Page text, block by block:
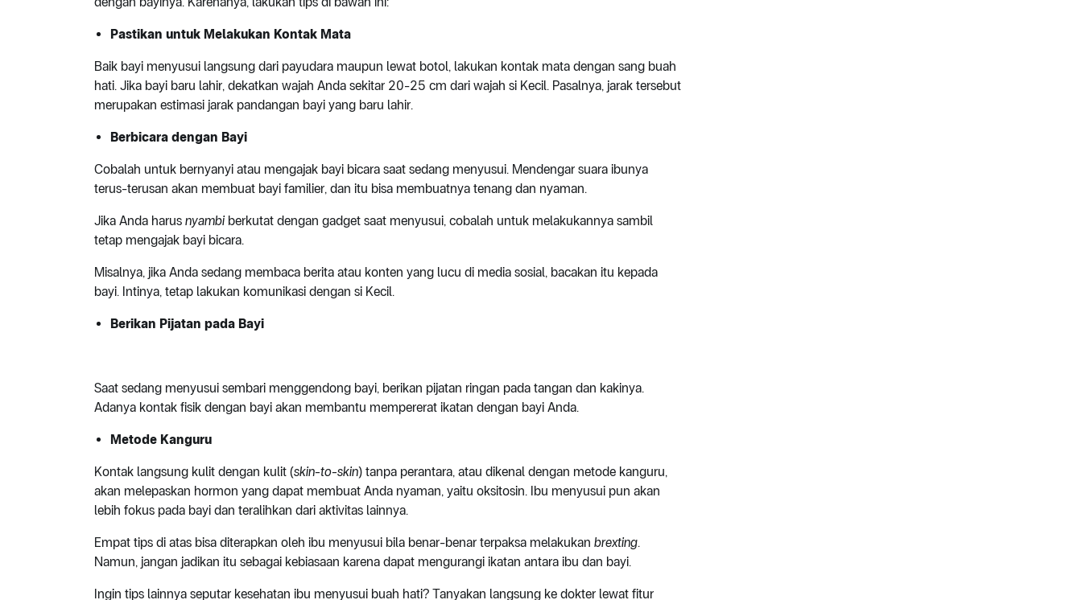
Pastikan untuk Melakukan Kontak Mata
Baik bayi menyusui langsung dari payudara maupun lewat botol, lakukan kontak mata dengan sang buah
hati. Jika bayi baru lahir, dekatkan wajah Anda sekitar 20-25 cm dari wajah si Kecil. Pasalnya, jarak tersebut
merupakan estimasi jarak pandangan bayi yang baru lahir.
Berbicara dengan Bayi
Cobalah untuk bernyanyi atau mengajak bayi bicara saat sedang menyusui. Mendengar suara ibunya
terus-terusan akan membuat bayi familier, dan itu bisa membuatnya tenang dan nyaman.
Jika Anda harus nyambi berkutat dengan gadget saat menyusui, cobalah untuk melakukannya sambil
tetap mengajak bayi bicara.
Misalnya, jika Anda sedang membaca berita atau konten yang lucu di media sosial, bacakan itu kepada
bayi. Intinya, tetap lakukan komunikasi dengan si Kecil.
Berikan Pijatan pada Bayi
Saat sedang menyusui sembari menggendong bayi, berikan pijatan ringan pada tangan dan kakinya.
Adanya kontak fisik dengan bayi akan membantu mempererat ikatan dengan bayi Anda.
Metode Kanguru
Kontak langsung kulit dengan kulit (skin-to-skin) tanpa perantara, atau dikenal dengan metode kanguru,
akan melepaskan hormon yang dapat membuat Anda nyaman, yaitu oksitosin. Ibu menyusui pun akan
lebih fokus pada bayi dan teralihkan dari aktivitas lainnya.
Empat tips di atas bisa diterapkan oleh ibu menyusui bila benar-benar terpaksa melakukan brexting.
Namun, jangan jadikan itu sebagai kebiasaan karena dapat mengurangi ikatan antara ibu dan bayi.
Ingin tips lainnya seputar kesehatan ibu menyusui buah hati? Tanyakan langsung ke dokter lewat fitur